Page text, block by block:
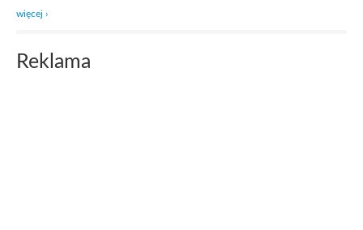
więcej ›
Reklama